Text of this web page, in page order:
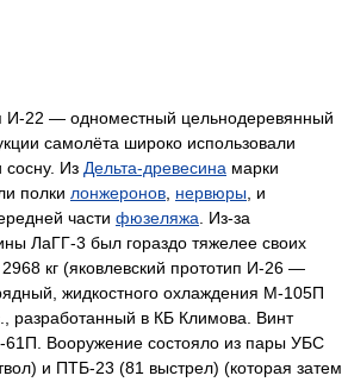
И-22 — одноместный цельнодеревянный
самолёта широко использовали
Из Дельта-древесина марки
полки лонжеронов нервюры , и
части фюзеляжа . Из-за
ЛаГГ-3 был гораздо тяжелее своих
2968 кг (яковлевский прототип И-26 —
жидкостного охлаждения М-105П
разработанный в КБ Климова. Винт
Вооружение состояло из пары УБС
и ПТБ-23 (81 выстрел) (которая затем